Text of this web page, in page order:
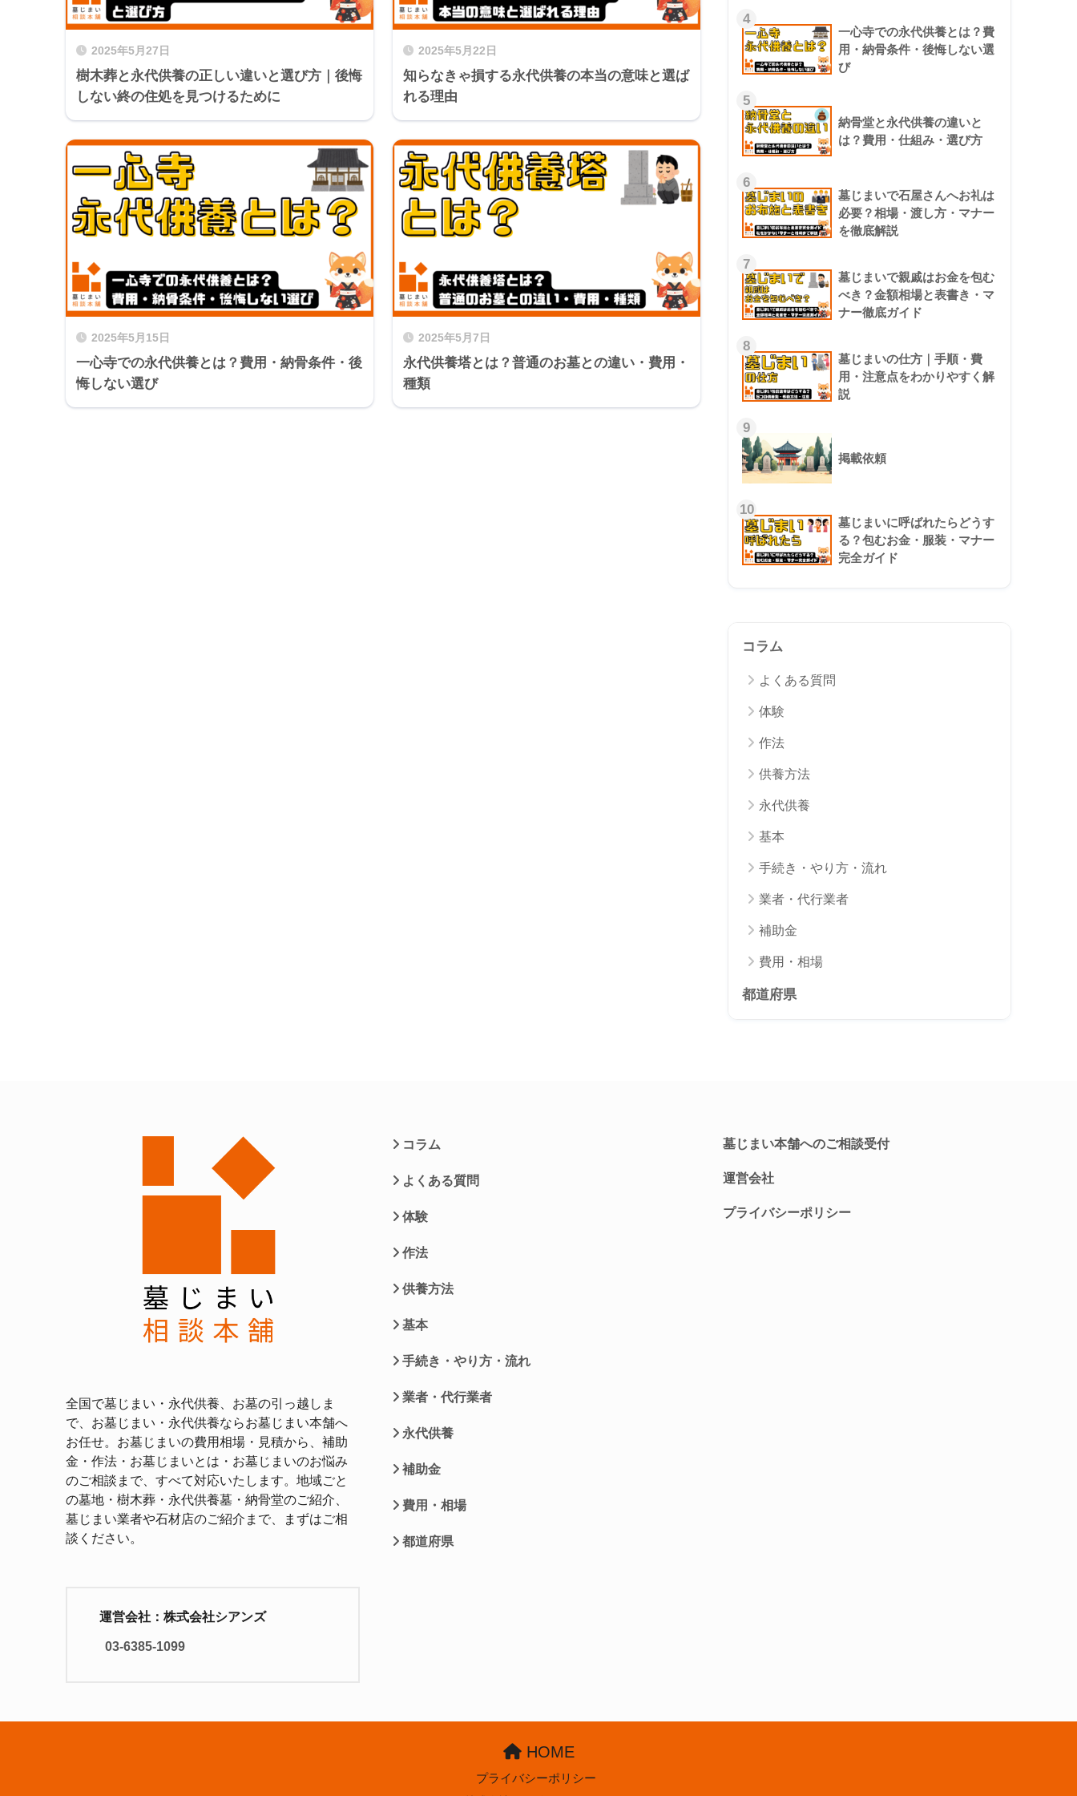
2025年5月27日
樹木葬と永代供養の正しい違いと選び方｜後悔
しない終の住処を見つけるために
2025年5月22日
知らなきゃ損する永代供養の本当の意味と選ば
れる理由
2025年5月15日
一心寺での永代供養とは？費用・納骨条件・後
悔しない選び
2025年5月7日
永代供養塔とは？普通のお墓との違い・費用・
種類
4
一心寺での永代供養とは？費
用・納骨条件・後悔しない選
び
5
納骨堂と永代供養の違いと
は？費用・仕組み・選び方
6
墓じまいで石屋さんへお礼は
必要？相場・渡し方・マナー
を徹底解説
7
墓じまいで親戚はお金を包む
べき？金額相場と表書き・マ
ナー徹底ガイド
8
墓じまいの仕方｜手順・費
用・注意点をわかりやすく解
説
9
掲載依頼
10
墓じまいに呼ばれたらどうす
る？包むお金・服装・マナー
完全ガイド
コラム
よくある質問
体験
作法
供養方法
永代供養
基本
手続き・やり方・流れ
業者・代行業者
補助金
費用・相場
都道府県
全国で墓じまい・永代供養、お墓の引っ越しま
で、お墓じまい・永代供養ならお墓じまい本舗へ
お任せ。お墓じまいの費用相場・見積から、補助
金・作法・お墓じまいとは・お墓じまいのお悩み
のご相談まで、すべて対応いたします。地域ごと
の墓地・樹木葬・永代供養墓・納骨堂のご紹介、
墓じまい業者や石材店のご紹介まで、まずはご相
談ください。
運営会社：株式会社シアンズ
03-6385-1099
コラム
よくある質問
体験
作法
供養方法
基本
手続き・やり方・流れ
業者・代行業者
永代供養
補助金
費用・相場
都道府県
墓じまい本舗へのご相談受付
運営会社
プライバシーポリシー
HOME
プライバシーポリシー